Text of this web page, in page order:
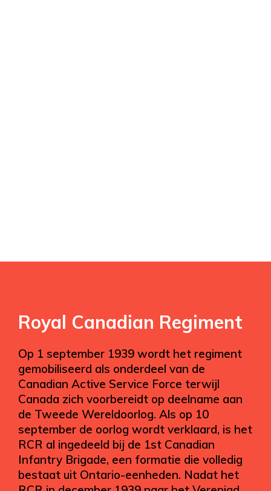
Royal Canadian Regiment
Op 1 september 1939 wordt het regiment
gemobiliseerd als onderdeel van de
Canadian Active Service Force terwijl
Canada zich voorbereidt op deelname aan
de Tweede Wereldoorlog. Als op 10
september de oorlog wordt verklaard, is het
RCR al ingedeeld bij de 1st Canadian
Infantry Brigade, een formatie die volledig
bestaat uit Ontario-eenheden. Nadat het